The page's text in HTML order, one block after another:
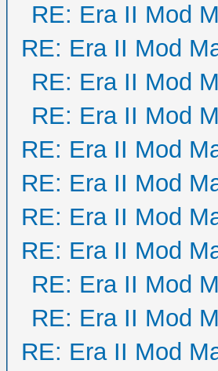
RE: Era II Mod
RE: Era II Mod
RE: Era II Mod
RE: Era II Mod
RE: Era II Mod
RE: Era II Mod
RE: Era II Mod
RE: Era II Mod
RE: Era II Mod
RE: Era II Mod
RE: Era II Mod